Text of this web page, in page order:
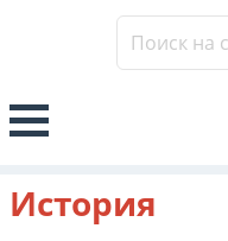
История